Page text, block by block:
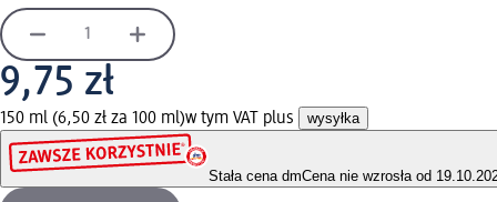
9,75 zł
150 ml (6,50 zł za 100 ml)w tym VAT plus wysyłka
Stała cena dmCena nie wzrosła od